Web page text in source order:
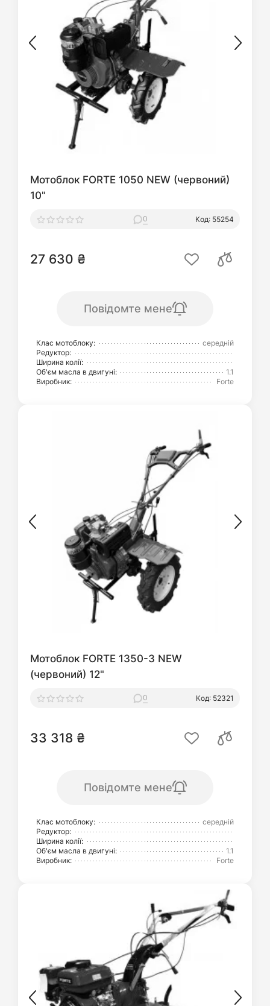
Мотоблок FORTE 1050 NEW (червоний)
10"
0 Код: 55254
27 630 ₴
Повідомте мене
Клас мотоблоку:
середній
Редуктор:
Ширина колії:
Об'єм масла в двигуні:
1.1
Виробник:
Forte
Мотоблок FORTE 1350-3 NEW
(червоний) 12"
0 Код: 52321
33 318 ₴
Повідомте мене
Клас мотоблоку:
середній
Редуктор:
Ширина колії:
Об'єм масла в двигуні:
1.1
Виробник:
Forte